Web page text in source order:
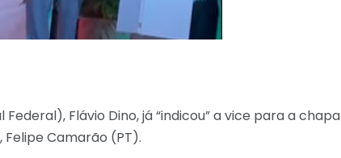
Flávio Dino, já “indicou” a vice para a chapa
Camarão (PT).